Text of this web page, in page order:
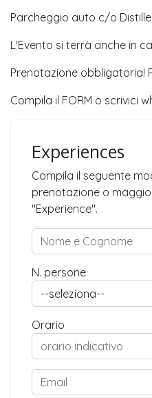
Parcheggio auto c/o
L'Evento si terrà anche in
Prenotazione obbligatoria!
Compila il FORM o scrivici
Experiences
Compila il seguente
prenotazione o
"Experience".
N. persone
Orario